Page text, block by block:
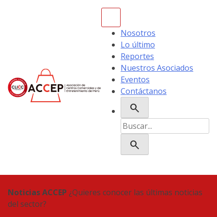
Nosotros
Lo último
Reportes
Nuestros Asociados
Eventos
Contáctanos
search
Buscar:
search
Noticias ACCEP ¿Quieres conocer las últimas noticias
del sector?